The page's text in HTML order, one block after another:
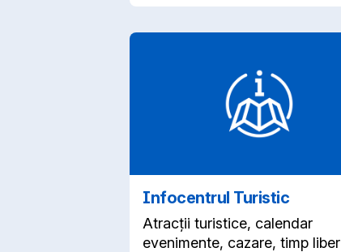
Infocentrul Turistic
Atracții turistice, calendar
evenimente, cazare, timp liber